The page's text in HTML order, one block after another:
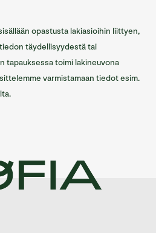
opastusta lakiasioihin liittyen,
täydellisyydestä tai
tapauksessa toimi lakineuvona
varmistamaan tiedot esim.